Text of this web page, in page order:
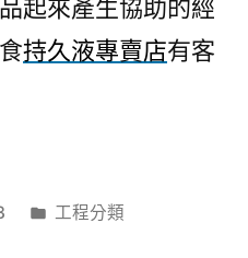
起來產生協助的經
持久液專賣店有客
分
工程分類